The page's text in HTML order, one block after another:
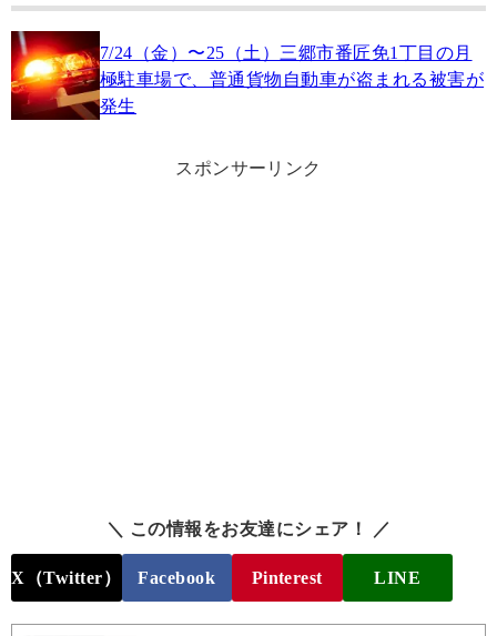
7/24（金）〜25（土）三郷市番匠免1丁目の月
極駐車場で、普通貨物自動車が盗まれる被害が
発生
スポンサーリンク
＼ この情報をお友達にシェア！ ／
X（Twitter） Facebook Pinterest LINE